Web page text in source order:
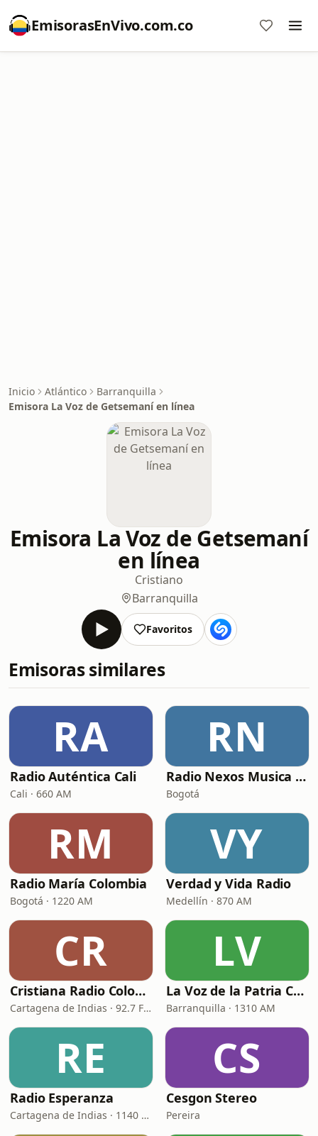
EmisorasEnVivo.com.co
Inicio Atlántico
Barranquilla
Emisora ​​La Voz de Getsemaní en línea
Emisora ​​La Voz de Getsemaní
en línea
Cristiano
Barranquilla
Favoritos
Emisoras similares
RA
Radio Auténtica Cali
Cali · 660 AM
RN
Radio Nexos Musica Cristiana (Iglesia De Jesucristo)
Bogotá
RM
Radio María Colombia
Bogotá · 1220 AM
VY
Verdad y Vida Radio
Medellín · 870 AM
CR
Cristiana Radio Colombia
Cartagena de Indias · 92.7 FM
LV
La Voz de la Patria Celestial
Barranquilla · 1310 AM
RE
Radio Esperanza
Cartagena de Indias · 1140 AM
CS
Cesgon Stereo
Pereira